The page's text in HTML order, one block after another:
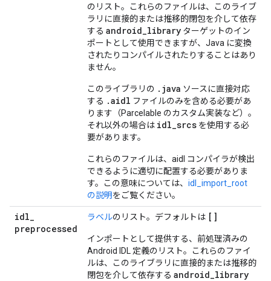
のリスト。これらのファイルは、このライブ
ラリに直接的または推移的閉包を介して依存
する android_library ターゲットのイン
ポートとして使用できますが、Java に変換
されたりコンパイルされたりすることはあり
ません。
このライブラリの .java ソースに直接対応
する .aidl ファイルのみを含める必要があ
ります（Parcelable のカスタム実装など）。
それ以外の場合は idl_srcs を使用する必
要があります。
これらのファイルは、aidl コンパイラが検出
できるように適切に配置する必要がありま
す。この意味については、 idl_import_root
の説明をご覧ください。
idl_
preprocessed
ラベルのリスト。デフォルトは []
インポートとして提供する、前処理済みの
Android IDL 定義のリスト。これらのファイ
ルは、このライブラリに直接的または推移的
閉包を介して依存する android_library